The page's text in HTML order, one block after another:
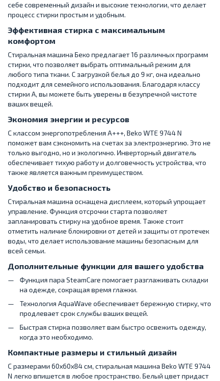
себе современный дизайн и высокие технологии, что делает
процесс стирки простым и удобным.
Эффективная стирка с максимальным
комфортом
Стиральная машина Беко предлагает 16 различных программ
стирки, что позволяет выбрать оптимальный режим для
любого типа ткани. С загрузкой белья до 9 кг, она идеально
подходит для семейного использования. Благодаря классу
стирки A, вы можете быть уверены в безупречной чистоте
ваших вещей.
Экономия энергии и ресурсов
С классом энергопотребления A+++, Beko WTE 9744 N
поможет вам сэкономить на счетах за электроэнергию. Это не
только выгодно, но и экологично. Инверторный двигатель
обеспечивает тихую работу и долговечность устройства, что
также является важным преимуществом.
Удобство и безопасность
Стиральная машина оснащена дисплеем, который упрощает
управление. Функция отсрочки старта позволяет
запланировать стирку на удобное время. Также стоит
отметить наличие блокировки от детей и защиты от протечек
воды, что делает использование машины безопасным для
всей семьи.
Дополнительные функции для вашего удобства
Функция пара SteamCare помогает разглаживать складки
на одежде, сокращая время глажки.
Технология AquaWave обеспечивает бережную стирку, что
продлевает срок службы ваших вещей.
Быстрая стирка позволяет вам быстро освежить одежду,
когда это необходимо.
Компактные размеры и стильный дизайн
С размерами 60x60x84 см, стиральная машина Beko WTE 9744
N легко впишется в любое пространство. Белый цвет придаст